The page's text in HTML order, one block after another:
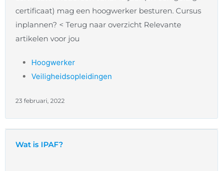
certificaat) mag een hoogwerker besturen. Cursus
inplannen? < Terug naar overzicht Relevante
artikelen voor jou
Hoogwerker
Veiligheidsopleidingen
23 februari, 2022
Wat is IPAF?